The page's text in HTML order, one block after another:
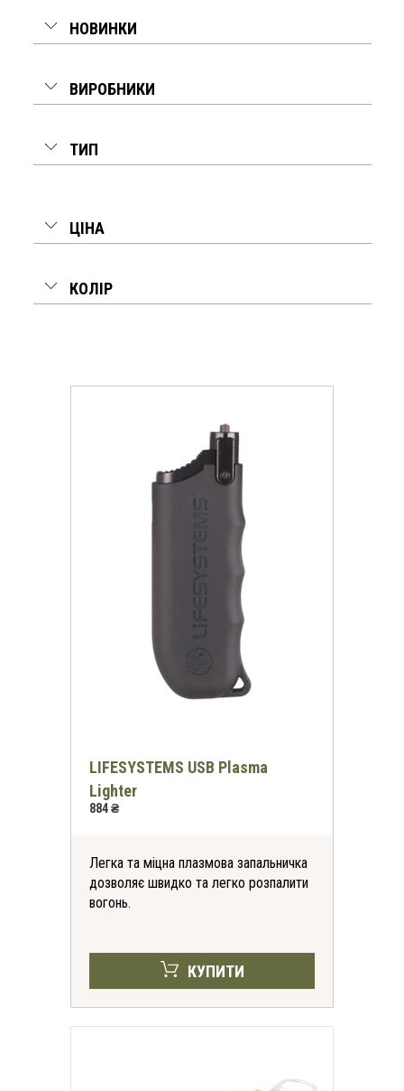
НОВИНКИ
ВИРОБНИКИ
ТИП
ЦІНА
КОЛІР
LIFESYSTEMS USB Plasma
Lighter
884 ₴
Легка та міцна плазмова запальничка
дозволяє швидко та легко розпалити
вогонь.
КУПИТИ